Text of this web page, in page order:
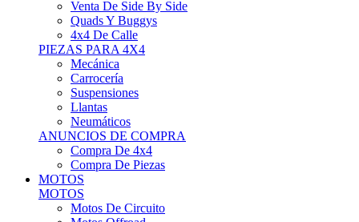
Venta De Side By Side
Quads Y Buggys
4x4 De Calle
PIEZAS PARA 4X4
Mecánica
Carrocería
Suspensiones
Llantas
Neumáticos
ANUNCIOS DE COMPRA
Compra De 4x4
Compra De Piezas
MOTOS
MOTOS
Motos De Circuito